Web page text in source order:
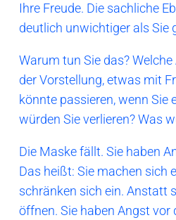
Ihre Freude. Die sachliche
deutlich unwichtiger als Sie
Warum tun Sie das?
der Vorstellung, etwas mit
könnte passieren, wenn Sie
würden Sie verlieren? Was
Die Maske fällt. Sie haben
Das heißt: Sie machen sich
schränken sich ein. Anstatt
öffnen. Sie haben Angst vor